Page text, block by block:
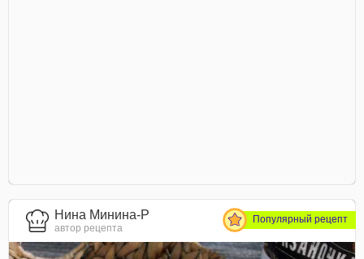
Нина Минина-Р
автор рецепта
Популярный рецепт